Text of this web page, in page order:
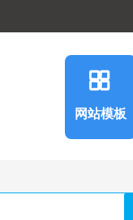
网站模板